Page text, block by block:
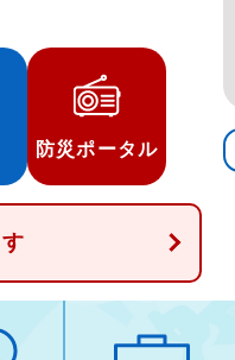
防災ポータル